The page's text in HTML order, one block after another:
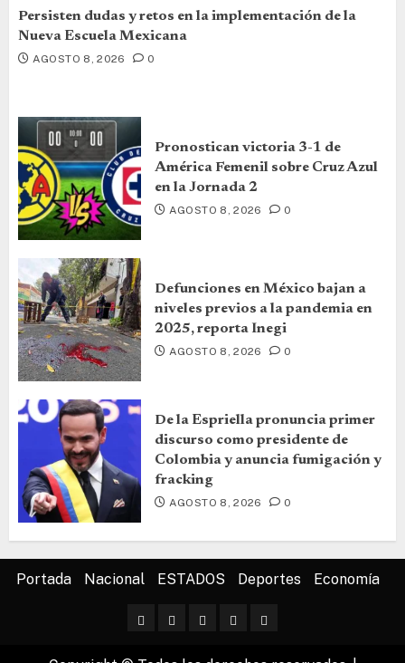
Persisten dudas y retos en la implementación de la
Nueva Escuela Mexicana
AGOSTO 8, 2026 0
Pronostican victoria 3-1 de
América Femenil sobre Cruz Azul
en la Jornada 2
AGOSTO 8, 2026 0
Defunciones en México bajan a
niveles previos a la pandemia en
2025, reporta Inegi
AGOSTO 8, 2026 0
De la Espriella pronuncia primer
discurso como presidente de
Colombia y anuncia fumigación y
fracking
AGOSTO 8, 2026 0
Portada Nacional ESTADOS Deportes Economía